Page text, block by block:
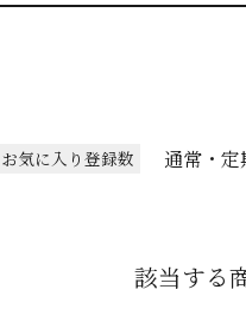
お気に入り登録数 通常・定
該当する